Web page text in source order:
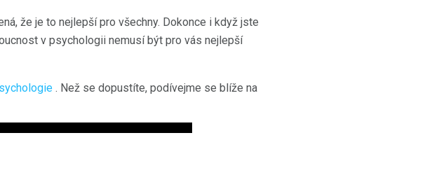
že je to nejlepší pro všechny. Dokonce i když jste
v psychologii nemusí být pro vás nejlepší
. Než se dopustíte, podívejme se blíže na